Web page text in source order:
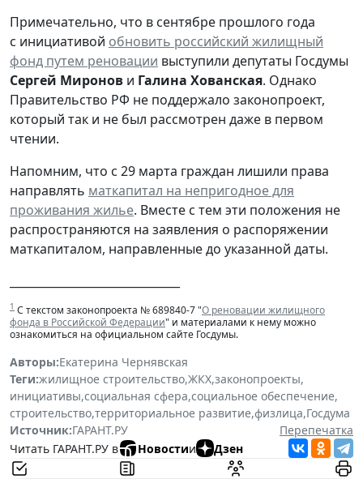
Примечательно, что в сентябре прошлого года
с инициативой обновить российский жилищный
фонд путем реновации выступили депутаты Госдумы
Сергей Миронов и Галина Хованская. Однако
Правительство РФ не поддержало законопроект,
который так и не был рассмотрен даже в первом
чтении.
Напомним, что с 29 марта граждан лишили права
направлять маткапитал на непригодное для
проживания жилье. Вместе с тем эти положения не
распространяются на заявления о распоряжении
маткапиталом, направленные до указанной даты.
1 С текстом законопроекта № 689840-7 "О реновации жилищного
фонда в Российской Федерации" и материалами к нему можно
ознакомиться на официальном сайте Госдумы.
Авторы:Екатерина Чернявская
Теги:жилищное строительство,ЖКХ,законопроекты,
инициативы,социальная сфера,социальное обеспечение,
строительство,территориальное развитие,физлица,Госдума
Источник:ГАРАНТ.РУ
Перепечатка
Читать ГАРАНТ.РУ в
Новостии Дзен